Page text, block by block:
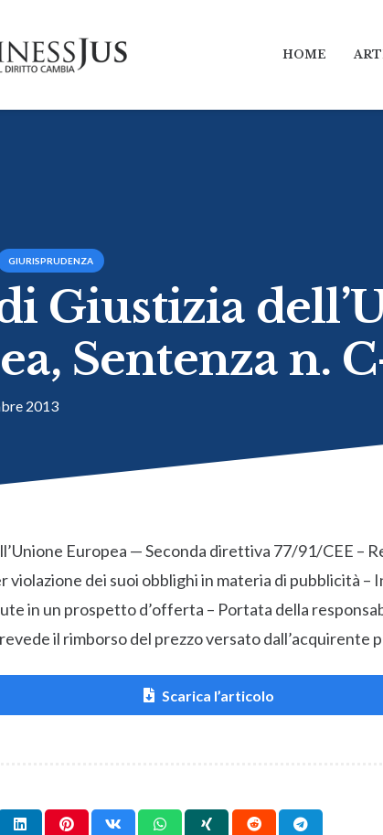
HOME
GIURISPRUDENZA
Giustizia
Sentenza n.
2013
Europea — Seconda direttiva 77/91/CEE –
violazione dei suoi obblighi in materia di pubblicità –
in un prospetto d’offerta – Portata della
il rimborso del prezzo versato dall’acquirente
Scarica l’articolo